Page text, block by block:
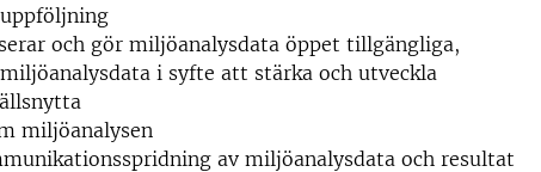
och gör miljöanalysdata öppet tillgängliga,
i syfte att stärka och utveckla
miljöanalysen
av miljöanalysdata och resultat